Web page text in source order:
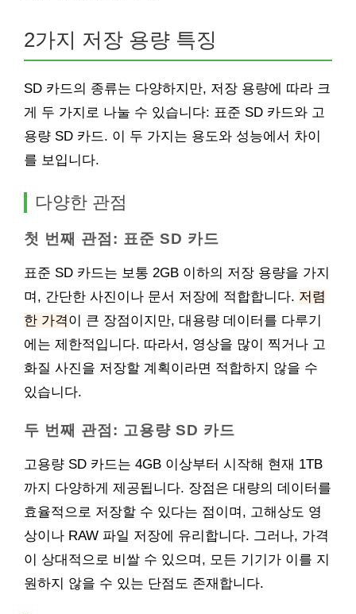
2가지 저장 용량 특징
SD 카드의 종류는 다양하지만, 저장 용량에 따라 크
게 두 가지로 나눌 수 있습니다: 표준 SD 카드와 고
용량 SD 카드. 이 두 가지는 용도와 성능에서 차이
를 보입니다.
다양한 관점
첫 번째 관점: 표준 SD 카드
표준 SD 카드는 보통 2GB 이하의 저장 용량을 가지
며, 간단한 사진이나 문서 저장에 적합합니다. 저렴
한 가격이 큰 장점이지만, 대용량 데이터를 다루기
에는 제한적입니다. 따라서, 영상을 많이 찍거나 고
화질 사진을 저장할 계획이라면 적합하지 않을 수
있습니다.
두 번째 관점: 고용량 SD 카드
고용량 SD 카드는 4GB 이상부터 시작해 현재 1TB
까지 다양하게 제공됩니다. 장점은 대량의 데이터를
효율적으로 저장할 수 있다는 점이며, 고해상도 영
상이나 RAW 파일 저장에 유리합니다. 그러나, 가격
이 상대적으로 비쌀 수 있으며, 모든 기기가 이를 지
원하지 않을 수 있는 단점도 존재합니다.